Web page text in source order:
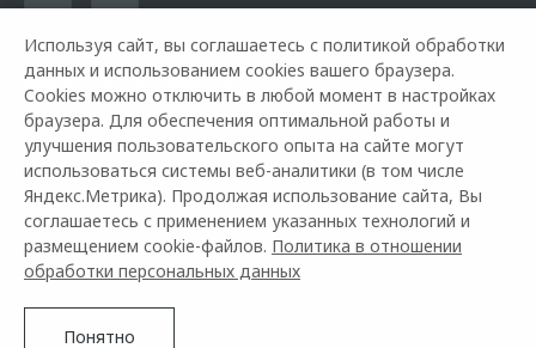
Горячая линия OMODA: +7 (491) 250-93-00
© 2026 Автоимпорт
Используя сайт, вы соглашаетесь с политикой обработки
данных и использованием cookies вашего браузера.
Cookies можно отключить в любой момент в настройках
браузера. Для обеспечения оптимальной работы и
улучшения пользовательского опыта на сайте могут
использоваться системы веб-аналитики (в том числе
Яндекс.Метрика). Продолжая использование сайта, Вы
соглашаетесь с применением указанных технологий и
размещением cookie-файлов. Политика в отношении
обработки персональных данных
Понятно